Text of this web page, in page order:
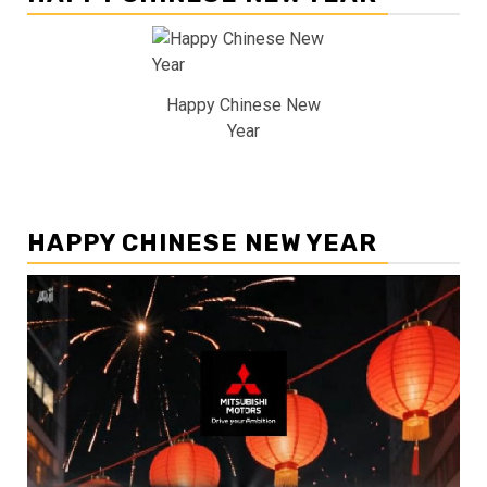
Happy Chinese New
Year
HAPPY CHINESE NEW YEAR